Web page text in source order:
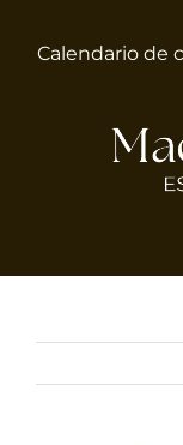
Calendario de
ALMA DE